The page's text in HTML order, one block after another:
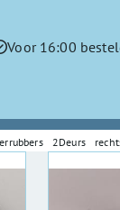
Voor 16:00
2Deurs